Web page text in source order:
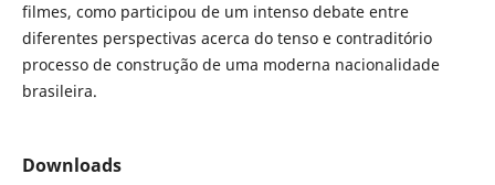
filmes, como participou de um intenso debate entre
diferentes perspectivas acerca do tenso e contraditório
processo de construção de uma moderna nacionalidade
brasileira.
Downloads